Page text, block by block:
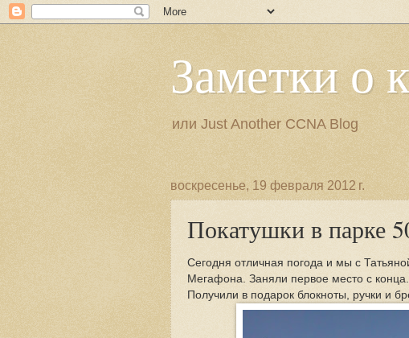
Заметки о
или Just Another CCNA Blog
воскресенье, 19 февраля 2012 г.
Покатушки в парке
Сегодня отличная погода и мы с
Мегафона. Заняли первое место с
Получили в подарок блокноты, ручки и